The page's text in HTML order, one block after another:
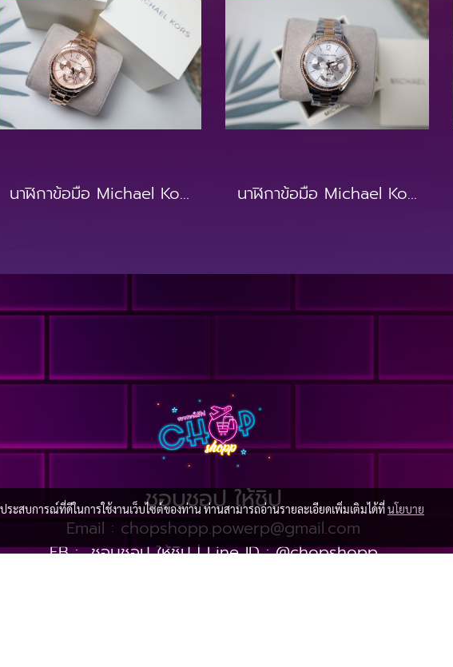
นาฬิกาข้อมือ Michael Kors MK6656 นาฬิกาข้อมือ Michael Kors MK6690
ชอบชอป ให้ชิป
Email : chopshopp.powerp@gmail.com
FB :ชอบชอป ให้ชิป| Line ID :@chopshopp
ะสบการณ์ที่ดีในการใช้งานเว็บไซต์ของท่าน ท่านสามารถอ่านรายละเอียดเพิ่มเติมได้ที่นโยบาย